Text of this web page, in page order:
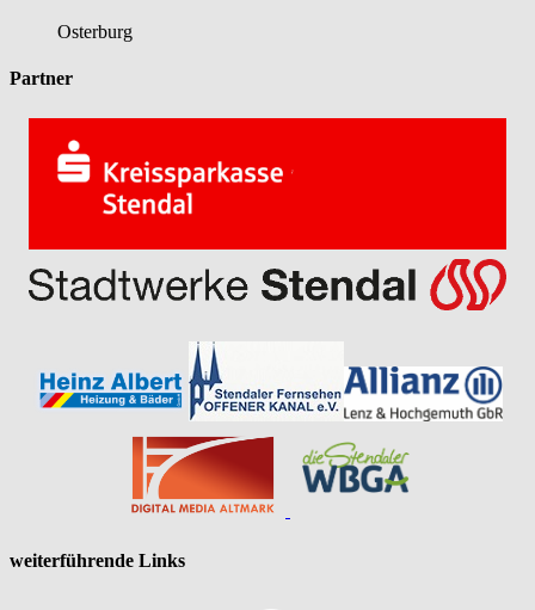
Osterburg
Partner
weiterführende Links